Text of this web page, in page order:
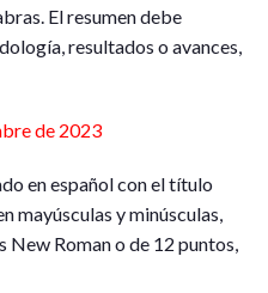
El resumen debe
resultados o avances,
de 2023
en español con el título
mayúsculas y minúsculas,
Roman o de 12 puntos,